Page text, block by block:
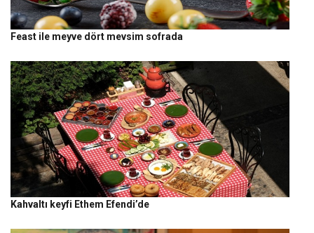
Feast ile meyve dört mevsim sofrada
Kahvaltı keyfi Ethem Efendi’de